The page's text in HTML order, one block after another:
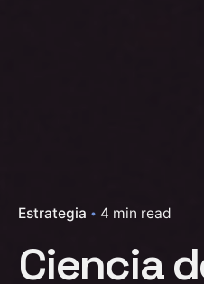
Estrategia 4 min read
Ciencia